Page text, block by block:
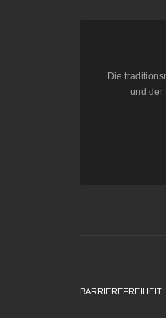
Die
und der
BARRIEREFREIHEIT